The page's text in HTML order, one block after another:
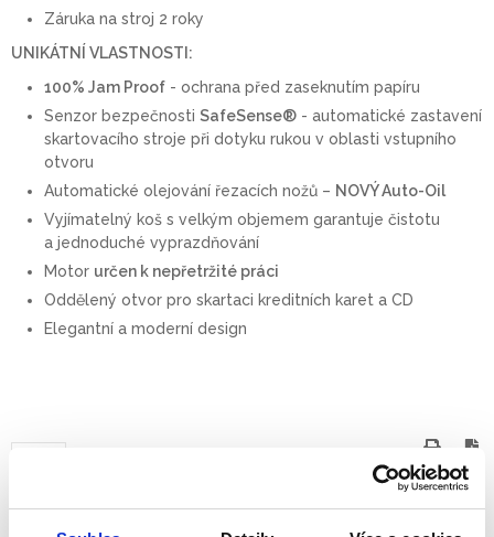
Záruka na stroj 2 roky
UNIKÁTNÍ VLASTNOSTI:
100% Jam Proof - ochrana před zaseknutím papíru
Senzor bezpečnosti SafeSense® - automatické zastavení
skartovacího stroje při dotyku rukou v oblasti vstupního
otvoru
Automatické olejování řezacích nožů – NOVÝ Auto-Oil
Vyjímatelný koš s velkým objemem garantuje čistotu
a jednoduché vyprazdňování
Motor určen k nepřetržité práci
Oddělený otvor pro skartaci kreditních karet a CD
Elegantní a moderní design
Tisk PDF
Místo použití kancelář